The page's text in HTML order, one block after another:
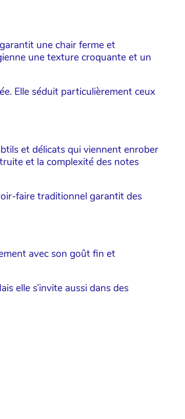
une chair ferme et
une texture croquante et un
Elle séduit particulièrement ceux
et délicats qui viennent enrober
et la complexité des notes
faire traditionnel garantit des
avec son goût fin et
elle s’invite aussi dans des